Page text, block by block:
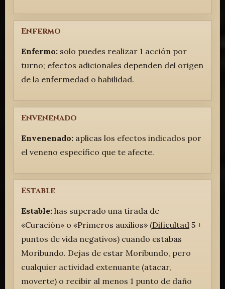
Enfermo
Enfermo:solo puedes realizar 1 acción por
turno; efectos adicionales dependen del origen
de la enfermedad o habilidad.
Envenenado
Envenenado:aplicas los efectos indicados por
el veneno específico que te afecte.
Estable
Estable:has superado una tirada de
«Curación» o «Primeros auxilios» (Dificultad 5 +
puntos de vida negativos) cuando estabas
Moribundo. Dejas de estar Moribundo, pero
cualquier actividad extenuante (atacar,
moverte) o recibir al menos 1 punto de daño